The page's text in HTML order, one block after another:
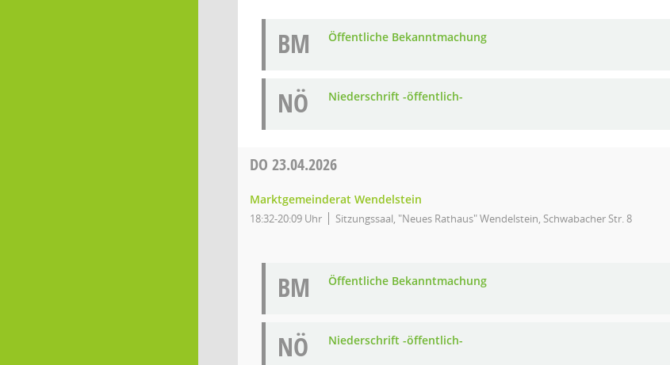
BM Öffentliche Bekanntmachung
NÖ Niederschrift -öffentlich-
DO 23.04.2026
Marktgemeinderat Wendelstein
18:32-20:09 Uhr Sitzungssaal, "Neues Rathaus" Wendelstein, Schwabacher Str. 8
BM Öffentliche Bekanntmachung
NÖ Niederschrift -öffentlich-